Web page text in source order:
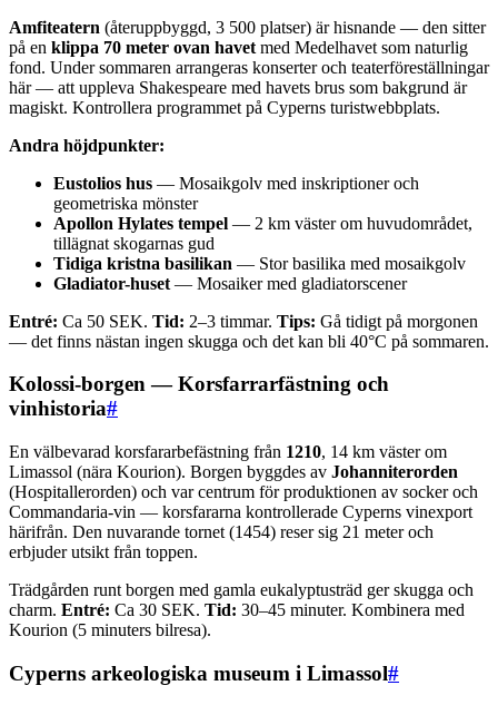
Amfiteatern (återuppbyggd, 3 500 platser) är hisnande — den sitter
på en klippa 70 meter ovan havet med Medelhavet som naturlig
fond. Under sommaren arrangeras konserter och teaterföreställningar
här — att uppleva Shakespeare med havets brus som bakgrund är
magiskt. Kontrollera programmet på Cyperns turistwebbplats.
Andra höjdpunkter:
Eustolios hus — Mosaikgolv med inskriptioner och
geometriska mönster
Apollon Hylates tempel — 2 km väster om huvudområdet,
tillägnat skogarnas gud
Tidiga kristna basilikan — Stor basilika med mosaikgolv
Gladiator-huset — Mosaiker med gladiatorscener
Entré: Ca 50 SEK. Tid: 2–3 timmar. Tips: Gå tidigt på morgonen
— det finns nästan ingen skugga och det kan bli 40°C på sommaren.
Kolossi-borgen — Korsfarrarfästning och
vinhistoria#
En välbevarad korsfararbefästning från 1210, 14 km väster om
Limassol (nära Kourion). Borgen byggdes av Johanniterorden
(Hospitallerorden) och var centrum för produktionen av socker och
Commandaria-vin — korsfararna kontrollerade Cyperns vinexport
härifrån. Den nuvarande tornet (1454) reser sig 21 meter och
erbjuder utsikt från toppen.
Trädgården runt borgen med gamla eukalyptusträd ger skugga och
charm. Entré: Ca 30 SEK. Tid: 30–45 minuter. Kombinera med
Kourion (5 minuters bilresa).
Cyperns arkeologiska museum i Limassol#